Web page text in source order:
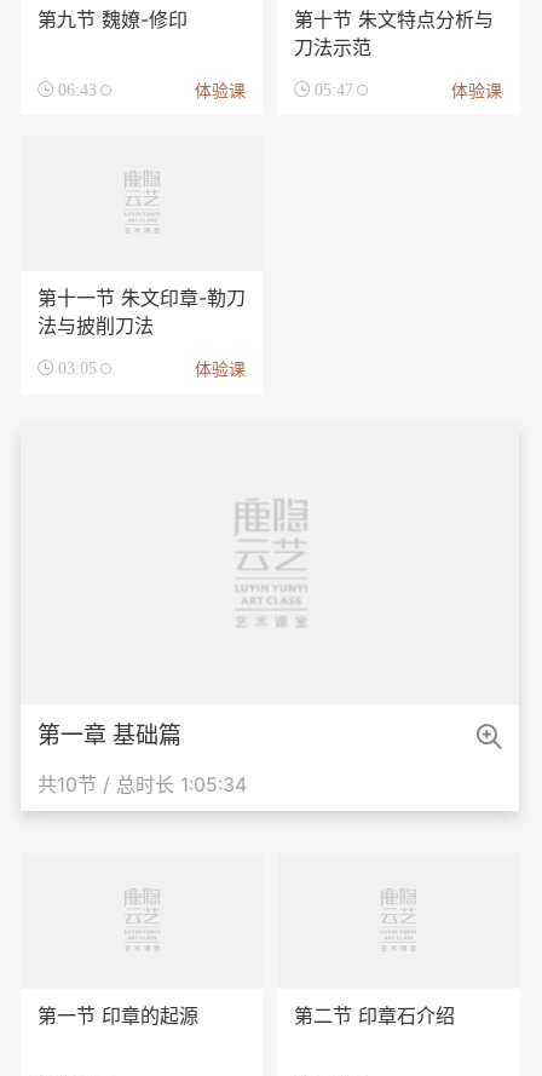
第九节 魏嫽-修印
 06:43 体验课
第十节 朱文特点分析与
刀法示范
 05:47 体验课
第十一节 朱文印章-勒刀
法与披削刀法
 03:05 体验课
第一章 基础篇
共10节 / 总时长 1:05:34

第一节 印章的起源 第二节 印章石介绍